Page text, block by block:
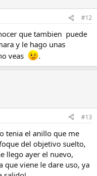
#12
que tambien puede
y le hago unas
veas
.
#13
tenia el anillo que me
del objetivo suelto,
llego ayer el nuevo,
que viene le dare uso, ya